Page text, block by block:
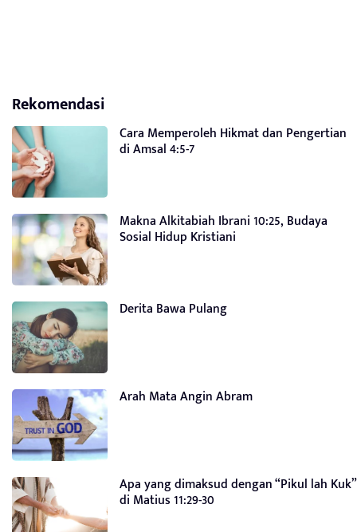
Rekomendasi
Cara Memperoleh Hikmat dan Pengertian
di Amsal 4:5-7
Makna Alkitabiah Ibrani 10:25, Budaya
Sosial Hidup Kristiani
Derita Bawa Pulang
Arah Mata Angin Abram
Apa yang dimaksud dengan “Pikul lah Kuk”
di Matius 11:29-30